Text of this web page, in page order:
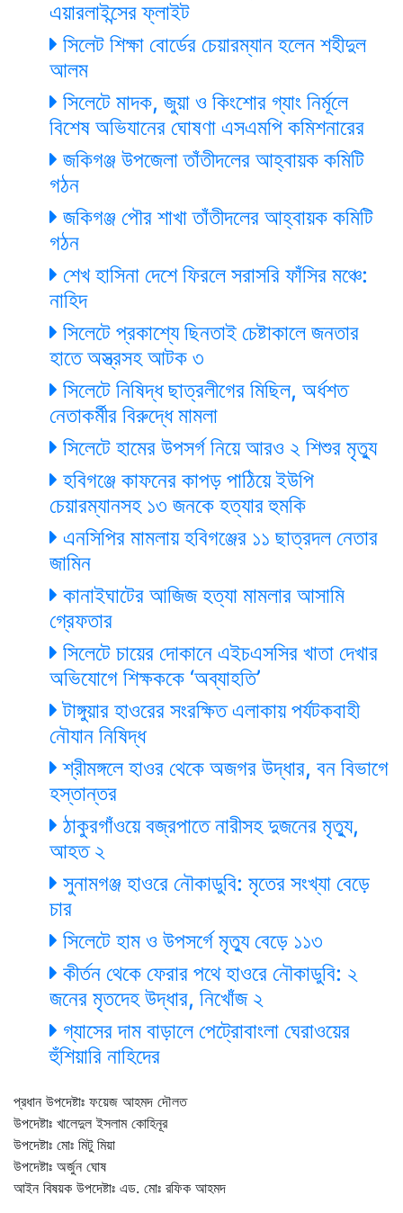
এয়ারলাইন্সের ফ্লাইট
সিলেট শিক্ষা বোর্ডের চেয়ারম্যান হলেন শহীদুল
আলম
সিলেটে মাদক, জুয়া ও কিংশোর গ্যাং নির্মূলে
বিশেষ অভিযানের ঘোষণা এসএমপি কমিশনারের
জকিগঞ্জ উপজেলা তাঁতীদলের আহ্বায়ক কমিটি
গঠন
জকিগঞ্জ পৌর শাখা তাঁতীদলের আহ্বায়ক কমিটি
গঠন
শেখ হাসিনা দেশে ফিরলে সরাসরি ফাঁসির মঞ্চে:
নাহিদ
সিলেটে প্রকাশ্যে ছিনতাই চেষ্টাকালে জনতার
হাতে অস্ত্রসহ আটক ৩
সিলেটে নিষিদ্ধ ছাত্রলীগের মিছিল, অর্ধশত
নেতাকর্মীর বিরুদ্ধে মামলা
সিলেটে হামের উপসর্গ নিয়ে আরও ২ শিশুর মৃত্যু
হবিগঞ্জে কাফনের কাপড় পাঠিয়ে ইউপি
চেয়ারম্যানসহ ১৩ জনকে হত্যার হুমকি
এনসিপির মামলায় হবিগঞ্জের ১১ ছাত্রদল নেতার
জামিন
কানাইঘাটের আজিজ হত্যা মামলার আসামি
গ্রেফতার
সিলেটে চায়ের দোকানে এইচএসসির খাতা দেখার
অভিযোগে শিক্ষককে ‘অব্যাহতি’
টাঙ্গুয়ার হাওরের সংরক্ষিত এলাকায় পর্যটকবাহী
নৌযান নিষিদ্ধ
শ্রীমঙ্গলে হাওর থেকে অজগর উদ্ধার, বন বিভাগে
হস্তান্তর
ঠাকুরগাঁওয়ে বজ্রপাতে নারীসহ দুজনের মৃত্যু,
আহত ২
সুনামগঞ্জ হাওরে নৌকাডুবি: মৃতের সংখ্যা বেড়ে
চার
সিলেটে হাম ও উপসর্গে মৃত্যু বেড়ে ১১৩
কীর্তন থেকে ফেরার পথে হাওরে নৌকাডুবি: ২
জনের মৃতদেহ উদ্ধার, নিখোঁজ ২
গ্যাসের দাম বাড়ালে পেট্রোবাংলা ঘেরাওয়ের
হুঁশিয়ারি নাহিদের
প্রধান উপদেষ্টাঃ ফয়েজ আহমদ দৌলত
উপদেষ্টাঃ খালেদুল ইসলাম কোহিনূর
উপদেষ্টাঃ মোঃ মিটু মিয়া
উপদেষ্টাঃ অর্জুন ঘোষ
আইন বিষয়ক উপদেষ্টাঃ এড. মোঃ রফিক আহমদ